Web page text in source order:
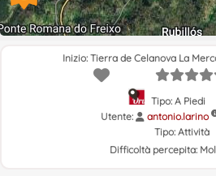
Inizio: Tierra de Celanova La
Tipo: A Piedi
Utente:
antonio.larino
Tipo: Attività
Difficoltà percepita: